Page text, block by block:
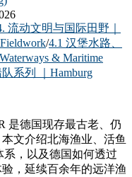
流动文明与国际田野｜
/4.1 汉堡水路、
& Maritime
系列 ｜Hamburg
是德国现存最古老、仍
文介绍北海渔业、活鱼
，以及德国如何透过
，延续百余年的远洋渔